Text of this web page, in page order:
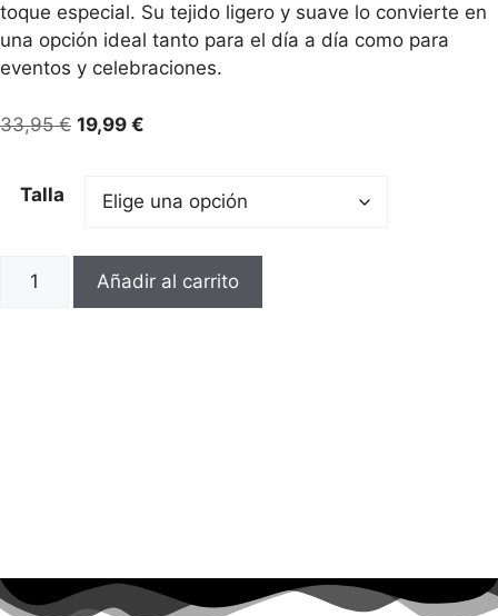
toque especial. Su tejido ligero y suave lo convierte en
una opción ideal tanto para el día a día como para
eventos y celebraciones.
33,95€ 19,99 €
Talla
Añadir al carrito